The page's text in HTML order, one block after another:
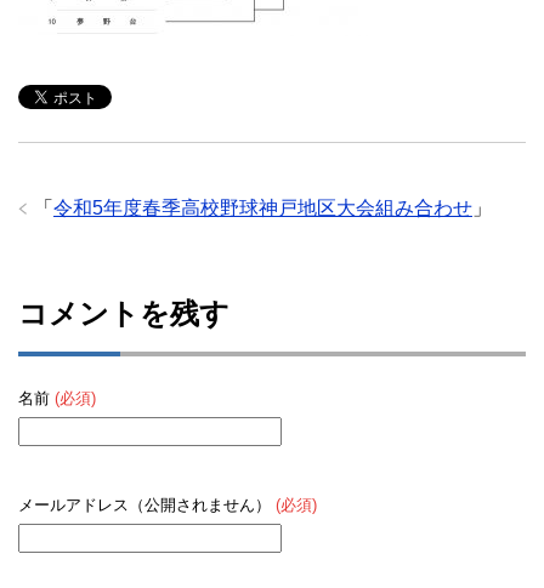
「 令和5年度春季高校野球神戸地区大会組み合わせ 」
コメントを残す
名前 (必須)
メールアドレス（公開されません） (必須)